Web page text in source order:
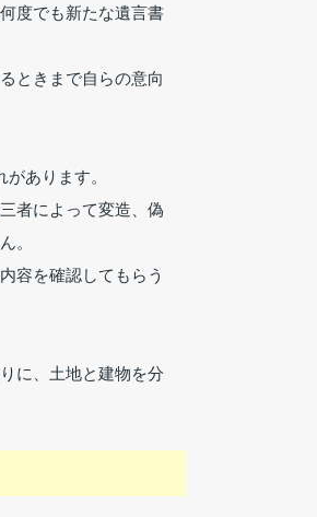
度でも新たな遺言書
ときまで自らの意向
あります。
者によって変造、偽
。
容を確認してもらう
に、土地と建物を分